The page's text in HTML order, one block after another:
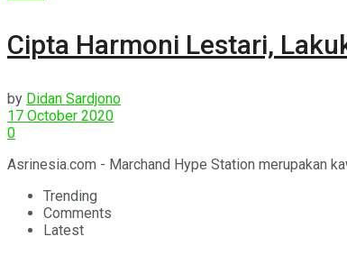
Cipta Harmoni Lestari,
by Didan Sardjono
17 October 2020
0
Asrinesia.com - Marchand Hype Station merupakan
Trending
Comments
Latest